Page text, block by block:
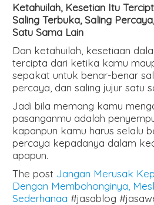
Ketahuilah, Kesetian Itu
Saling Terbuka, Saling
Satu Sama Lain
Dan ketahuilah, kesetiaan
tercipta dari ketika kamu
sepakat untuk benar-benar
percaya, dan saling jujur satu
Jadi bila memang kamu
pasanganmu adalah
kapanpun kamu harus selalu
percaya kepadanya dalam
apapun.
The post Jangan Merusak
Dengan Membohonginya,
Sederhanaa #jasablog